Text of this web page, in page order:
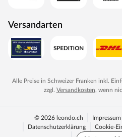
Versandarten
Alle Preise in Schweizer Franken inkl.
zzgl. Versandkosten, wenn
© 2026 leondo.ch Impressum
Datenschutzerklärung
Cookie-